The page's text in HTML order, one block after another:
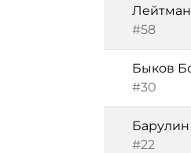
#58
Быков
#30
#22